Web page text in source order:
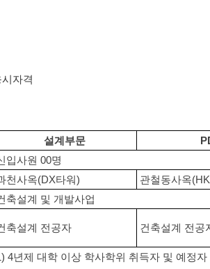
자격
설계부문
입사원 00명
천사옥(DX타워)
관철동사옥
축설계 및 개발사업
축설계 전공자 건축설계 전공
4년제 대학 이상 학사학위 취득자 및 예정자